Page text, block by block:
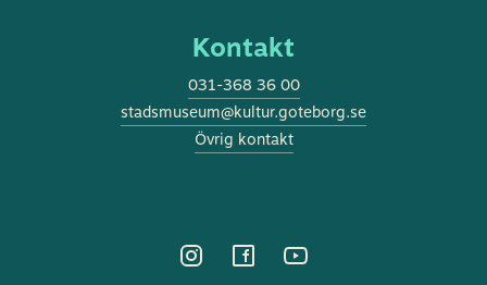
Kontakt
031-368 36 00
stadsmuseum@kultur.goteborg.se
Övrig kontakt